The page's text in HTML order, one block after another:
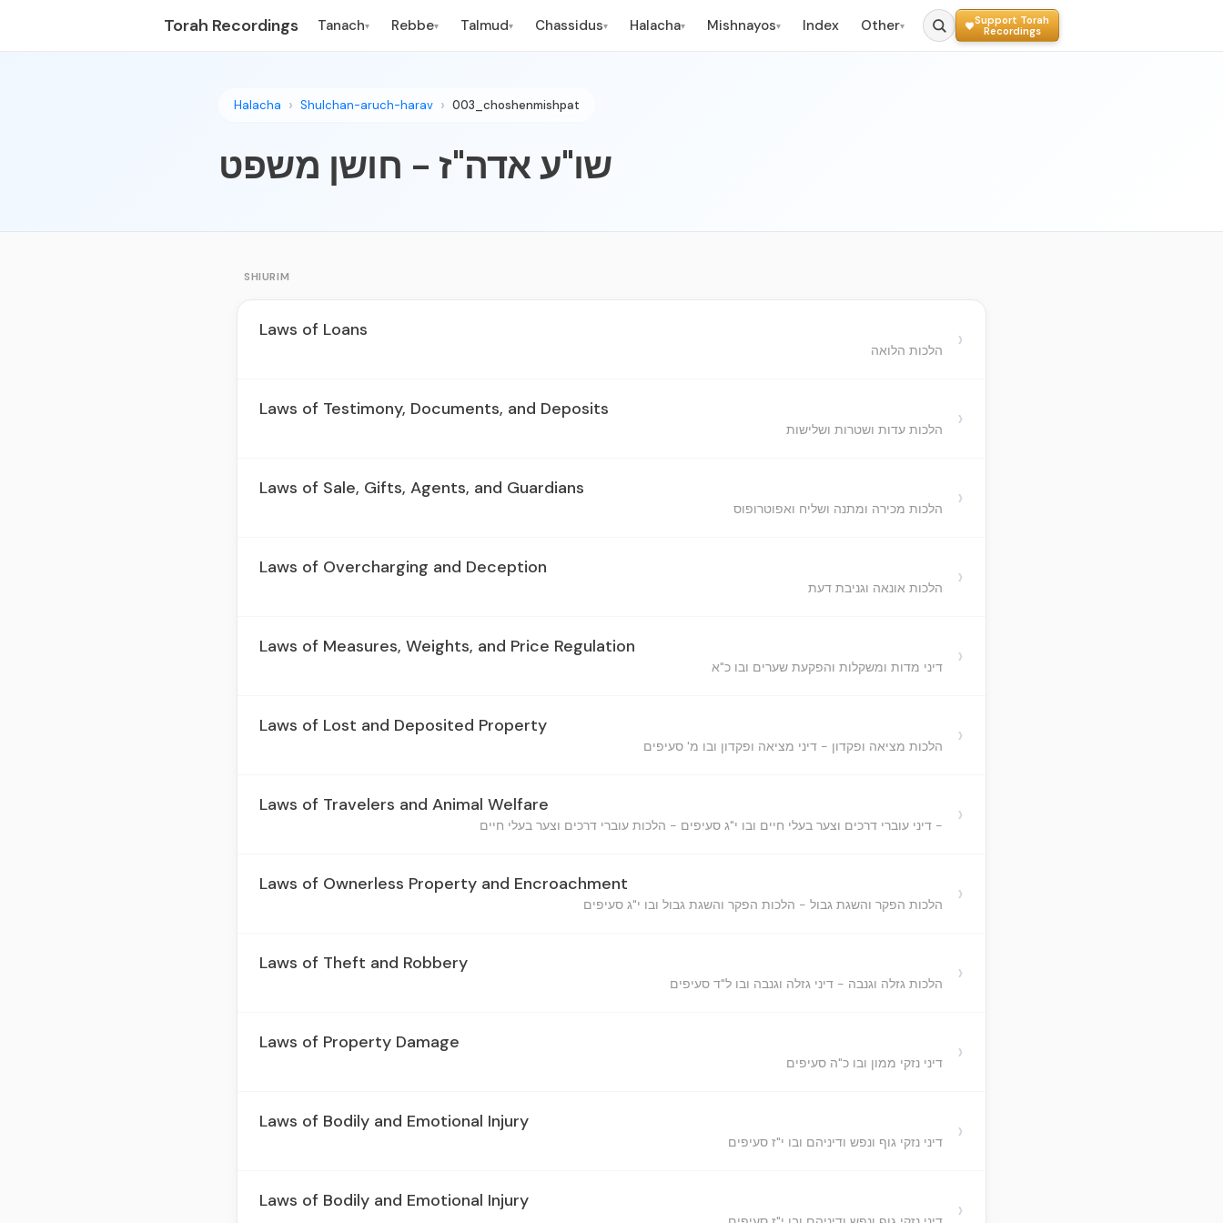
Torah Recordings Tanach▾ Rebbe▾ Talmud▾ Chassidus▾ Halacha▾ Mishnayos▾ Index Other▾
Support Torah
Recordings
Halacha Shulchan-aruch-harav 003_choshenmishpat
שו"ע אדה"ז - חושן משפט
SHIURIM
Laws of Loans
הלכות הלואה ›
Laws of Testimony, Documents, and Deposits
הלכות עדות ושטרות ושלישות ›
Laws of Sale, Gifts, Agents, and Guardians
הלכות מכירה ומתנה ושליח ואפוטרופוס ›
Laws of Overcharging and Deception
הלכות אונאה וגניבת דעת ›
Laws of Measures, Weights, and Price Regulation
דיני מדות ומשקלות והפקעת שערים ובו כ"א ›
Laws of Lost and Deposited Property
הלכות מציאה ופקדון - דיני מציאה ופקדון ובו מ' סעיפים ›
Laws of Travelers and Animal Welfare
- דיני עוברי דרכים וצער בעלי חיים ובו י"ג סעיפים - הלכות עוברי דרכים וצער בעלי חיים ›
Laws of Ownerless Property and Encroachment
הלכות הפקר והשגת גבול - הלכות הפקר והשגת גבול ובו י"ג סעיפים ›
Laws of Theft and Robbery
הלכות גזלה וגנבה - דיני גזלה וגנבה ובו ל"ד סעיפים ›
Laws of Property Damage
דיני נזקי ממון ובו כ"ה סעיפים ›
Laws of Bodily and Emotional Injury
דיני נזקי גוף ונפש ודיניהם ובו י"ז סעיפים ›
Laws of Bodily and Emotional Injury ›